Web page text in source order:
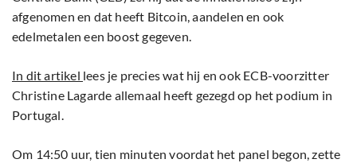
afgenomen en dat heeft Bitcoin, aandelen en ook
edelmetalen een boost gegeven.
In dit artikel lees je precies wat hij en ook ECB-voorzitter
Christine Lagarde allemaal heeft gezegd op het podium in
Portugal.
Om 14:50 uur, tien minuten voordat het panel begon, zette